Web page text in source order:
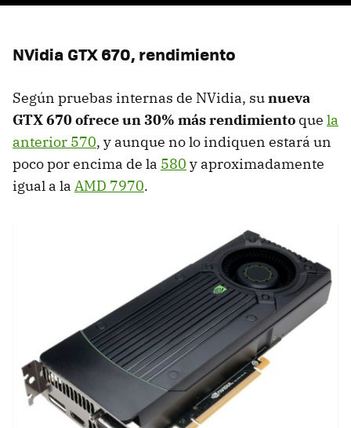
NVidiaGTX670, rendimiento
Según pruebas internas de NVidia, sunueva
GTX670 ofrece un 30% más rendimiento que la
anterior 570, y aunque no lo indiquen estará un
poco por encima de la 580 y aproximadamente
igual a la AMD 7970.